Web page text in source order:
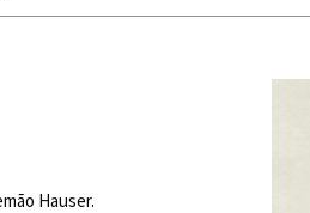
Hauser.